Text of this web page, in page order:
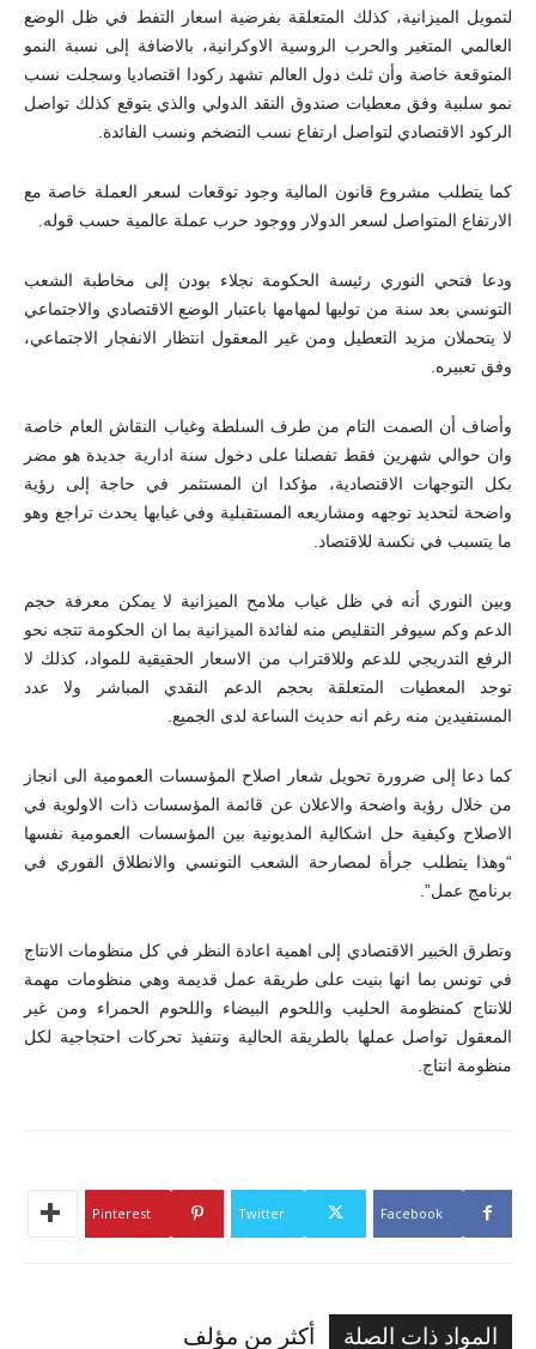
لتمويل الميزانية، كذلك المتعلقة بفرضية اسعار التفط في ظل الوضع
العالمي المتغير والحرب الروسية الاوكرانية، بالاضافة إلى نسبة النمو
المتوقعة خاصة وأن ثلث دول العالم تشهد ركودا اقتصاديا وسجلت نسب
نمو سلبية وفق معطيات صندوق النقد الدولي والذي يتوقع كذلك تواصل
الركود الاقتصادي لتواصل ارتفاع نسب التضخم ونسب الفائدة.
كما يتطلب مشروع قانون المالية وجود توقعات لسعر العملة خاصة مع
الارتفاع المتواصل لسعر الدولار ووجود حرب عملة عالمية حسب قوله.
ودعا فتحي النوري رئيسة الحكومة نجلاء بودن إلى مخاطبة الشعب
التونسي بعد سنة من توليها لمهامها باعتبار الوضع الاقتصادي والاجتماعي
لا يتحملان مزيد التعطيل ومن غير المعقول انتظار الانفجار الاجتماعي،
وفق تعبيره.
وأضاف أن الصمت التام من طرف السلطة وغياب النقاش العام خاصة
وان حوالي شهرين فقط تفصلنا على دخول سنة ادارية جديدة هو مضر
بكل التوجهات الاقتصادية، مؤكدا ان المستثمر في حاجة إلى رؤية
واضحة لتحديد توجهه ومشاريعه المستقبلية وفي غيابها يحدث تراجع وهو
ما يتسبب في نكسة للاقتصاد.
وبين النوري أنه في ظل غياب ملامح الميزانية لا يمكن معرفة حجم
الدعم وكم سيوفر التقليص منه لفائدة الميزانية بما ان الحكومة تتجه نحو
الرفع التدريجي للدعم وللاقتراب من الاسعار الحقيقية للمواد، كذلك لا
توجد المعطيات المتعلقة بحجم الدعم النقدي المباشر ولا عدد
المستفيدين منه رغم انه حديث الساعة لدى الجميع.
كما دعا إلى ضرورة تحويل شعار اصلاح المؤسسات العمومية الى انجاز
من خلال رؤية واضحة والاعلان عن قائمة المؤسسات ذات الاولوية في
الاصلاح وكيفية حل اشكالية المديونية بين المؤسسات العمومية نفسها
“وهذا يتطلب جرأة لمصارحة الشعب التونسي والانطلاق الفوري في
برنامج عمل”.
وتطرق الخبير الاقتصادي إلى اهمية اعادة النظر في كل منظومات الانتاج
في تونس بما انها بنيت على طريقة عمل قديمة وهي منظومات مهمة
للانتاج كمنظومة الحليب واللحوم البيضاء واللحوم الحمراء ومن غير
المعقول تواصل عملها بالطريقة الحالية وتنفيذ تحركات احتجاجية لكل
منظومة انتاج.
Facebook
Twitter
Pinterest
المواد ذات الصلة أكثر من مؤلف